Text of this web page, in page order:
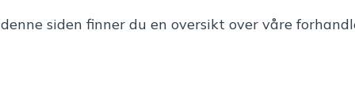
siden finner du en oversikt over våre